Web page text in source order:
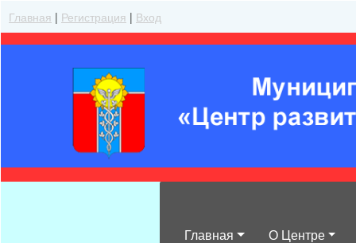
Главная | Регистрация | Вход
Главная О Центре